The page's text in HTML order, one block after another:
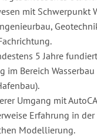
mit Schwerpunkt
5 Jahre
im Bereich Wasserbau
Umgang mit
Erfahrung in der
Modellierung.